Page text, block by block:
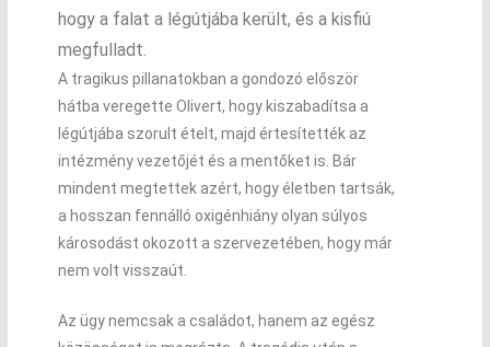
hogy a falat a légútjába került, és a kisfiú
megfulladt.
A tragikus pillanatokban a gondozó először
hátba veregette Olivert, hogy kiszabadítsa a
légútjába szorult ételt, majd értesítették az
intézmény vezetőjét és a mentőket is. Bár
mindent megtettek azért, hogy életben tartsák,
a hosszan fennálló oxigénhiány olyan súlyos
károsodást okozott a szervezetében, hogy már
nem volt visszaút.
Az ügy nemcsak a családot, hanem az egész